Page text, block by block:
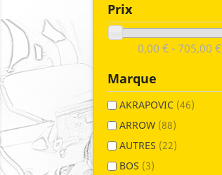
Prix
0,00 € - 705,00 €
Marque
AKRAPOVIC (46)
ARROW (88)
AUTRES (22)
BOS (3)